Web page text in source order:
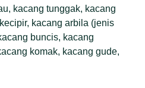
kacang tunggak, kacang
kacang arbila (jenis
buncis, kacang
komak, kacang gude,